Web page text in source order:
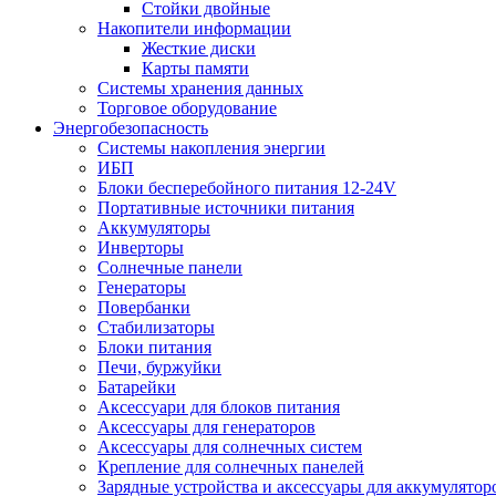
Стойки двойные
Накопители информации
Жесткие диски
Карты памяти
Системы хранения данных
Торговое оборудование
Энергобезопасность
Системы накопления энергии
ИБП
Блоки бесперебойного питания 12-24V
Портативные источники питания
Аккумуляторы
Инверторы
Солнечные панели
Генераторы
Повербанки
Стабилизаторы
Блоки питания
Печи, буржуйки
Батарейки
Аксессуари для блоков питания
Аксессуары для генераторов
Аксессуары для солнечных систем
Крепление для солнечных панелей
Зарядные устройства и аксессуары для